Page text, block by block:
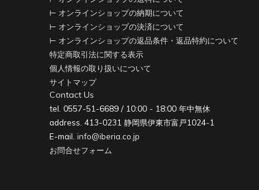
⊢ オンラインショップの納期について
⊢ オンラインショップの決済について
⊢ オンラインショップの返品条件・返品特約について
特定商取引法に関する表示
個人情報の取り扱いについて
サイトマップ
Contact Us
tel. 0557-51-6689 / 10:00 - 18:00 年中無休
address. 413-0231 静岡県伊東市富戸1024-1
E-mail.info@iberia.co.jp
お問合せフォーム